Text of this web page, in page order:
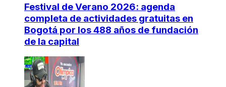
Festival de Verano 2026: agenda
completa de actividades gratuitas en
Bogotá por los 488 años de fundación
de la capital